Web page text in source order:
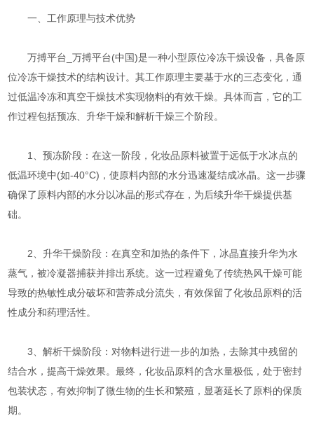
一、工作原理与技术优势
万搏平台_万搏平台(中国)是一种小型原位冷冻干燥设备，具备原
位冷冻干燥技术的结构设计。其工作原理主要基于水的三态变化，通
过低温冷冻和真空干燥技术实现物料的有效干燥。具体而言，它的工
作过程包括预冻、升华干燥和解析干燥三个阶段。
1、预冻阶段：在这一阶段，化妆品原料被置于远低于水冰点的
低温环境中(如-40°C)，使原料内部的水分迅速凝结成冰晶。这一步骤
确保了原料内部的水分以冰晶的形式存在，为后续升华干燥提供基
础。
2、升华干燥阶段：在真空和加热的条件下，冰晶直接升华为水
蒸气，被冷凝器捕获并排出系统。这一过程避免了传统热风干燥可能
导致的热敏性成分破坏和营养成分流失，有效保留了化妆品原料的活
性成分和药理活性。
3、解析干燥阶段：对物料进行进一步的加热，去除其中残留的
结合水，提高干燥效果。最终，化妆品原料的含水量极低，处于密封
包装状态，有效抑制了微生物的生长和繁殖，显著延长了原料的保质
期。